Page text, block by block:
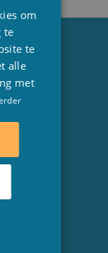
ENGLISH
om
te
te
alle
met